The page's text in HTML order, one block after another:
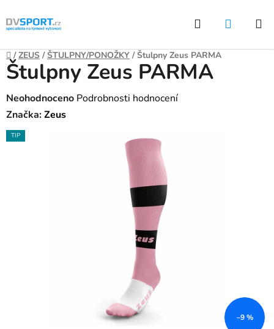
Přejít
na
Hledat
Domů
/ ZEUS / ŠTULPNY/PONOŽKY / Štulpny Zeus PARMA
Štulpny Zeus PARMA
Průměrné
hodnocení
produktu
Neohodnoceno Podrobnosti hodnocení
Značka:Zeus
TIP
–9 %